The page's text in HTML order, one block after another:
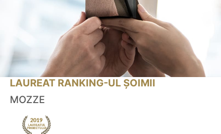
LAUREAT RANKING-UL ȘOIMII
MOZZE